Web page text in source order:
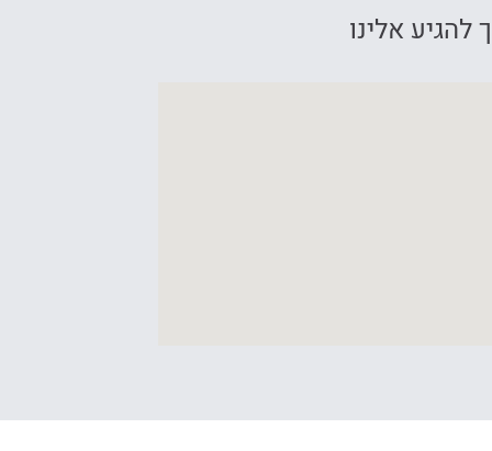
להגיע אלינו